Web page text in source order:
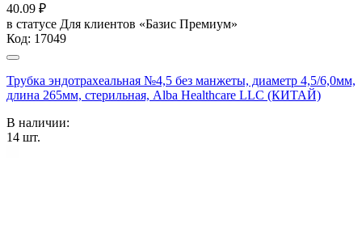
40.09 ₽
в статусе Для клиентов «Базис Премиум»
Код: 17049
Трубка эндотрахеальная №4,5 без манжеты, диаметр 4,5/6,0мм,
длина 265мм, стерильная, Alba Healthcare LLC (КИТАЙ)
В наличии:
14 шт.